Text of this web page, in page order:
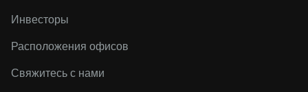
Инвесторы
Расположения офисов
Свяжитесь с нами